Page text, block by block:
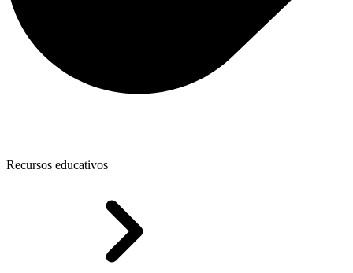
Recursos educativos